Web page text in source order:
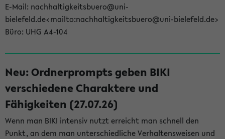
E-Mail: nachhaltigkeitsbuero@uni-
bielefeld.de<mailto:nachhaltigkeitsbuero@uni-bielefeld.de>
Büro: UHG A4-104
Neu: Ordnerprompts geben BIKI
verschiedene Charaktere und
Fähigkeiten (27.07.26)
Wenn man BIKI intensiv nutzt erreicht man schnell den
Punkt, an dem man unterschiedliche Verhaltensweisen und